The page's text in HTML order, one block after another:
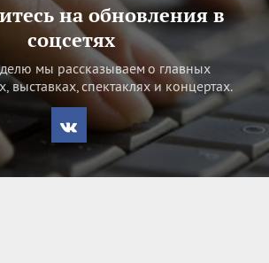
на обновления в
соцсетях
мы рассказываем о главных
выставках, спектаклях и концертах.